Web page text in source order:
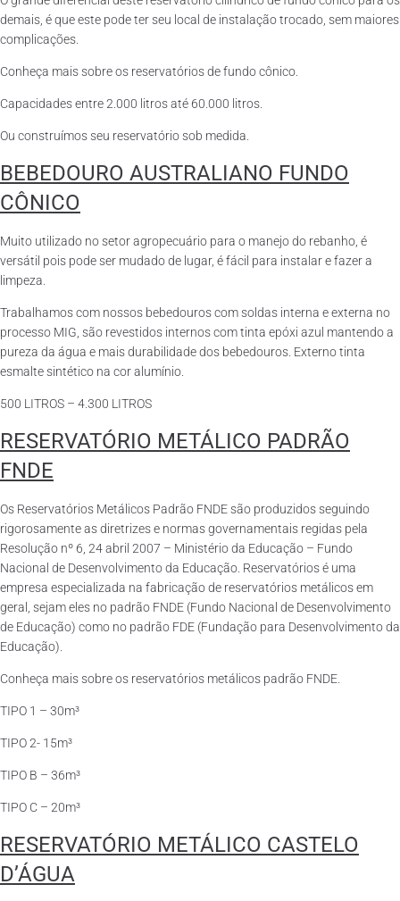
demais, é que este pode ter seu local de instalação trocado, sem maiores
complicações.
Conheça mais sobre os reservatórios de fundo cônico.
Capacidades entre 2.000 litros até 60.000 litros.
Ou construímos seu reservatório sob medida.
BEBEDOURO AUSTRALIANO FUNDO
CÔNICO
Muito utilizado no setor agropecuário para o manejo do rebanho, é
versátil pois pode ser mudado de lugar, é fácil para instalar e fazer a
limpeza.
Trabalhamos com nossos bebedouros com soldas interna e externa no
processo MIG, são revestidos internos com tinta epóxi azul mantendo a
pureza da água e mais durabilidade dos bebedouros. Externo tinta
esmalte sintético na cor alumínio.
500 LITROS – 4.300 LITROS
RESERVATÓRIO METÁLICO PADRÃO
FNDE
Os Reservatórios Metálicos Padrão FNDE são produzidos seguindo
rigorosamente as diretrizes e normas governamentais regidas pela
Resolução nº 6, 24 abril 2007 – Ministério da Educação – Fundo
Nacional de Desenvolvimento da Educação. Reservatórios é uma
empresa especializada na fabricação de reservatórios metálicos em
geral, sejam eles no padrão FNDE (Fundo Nacional de Desenvolvimento
de Educação) como no padrão FDE (Fundação para Desenvolvimento da
Educação).
Conheça mais sobre os reservatórios metálicos padrão FNDE.
TIPO 1 – 30m³
TIPO 2- 15m³
TIPO B – 36m³
TIPO C – 20m³
RESERVATÓRIO METÁLICO CASTELO
D’ÁGUA